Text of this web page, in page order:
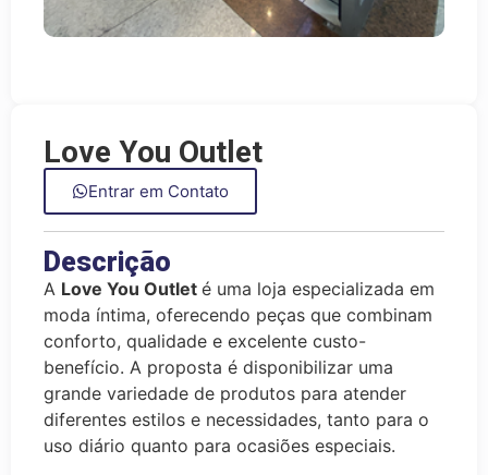
Love You Outlet
Entrar em Contato
Descrição
A Love You Outlet é uma loja especializada em
moda íntima, oferecendo peças que combinam
conforto, qualidade e excelente custo-
benefício. A proposta é disponibilizar uma
grande variedade de produtos para atender
diferentes estilos e necessidades, tanto para o
uso diário quanto para ocasiões especiais.